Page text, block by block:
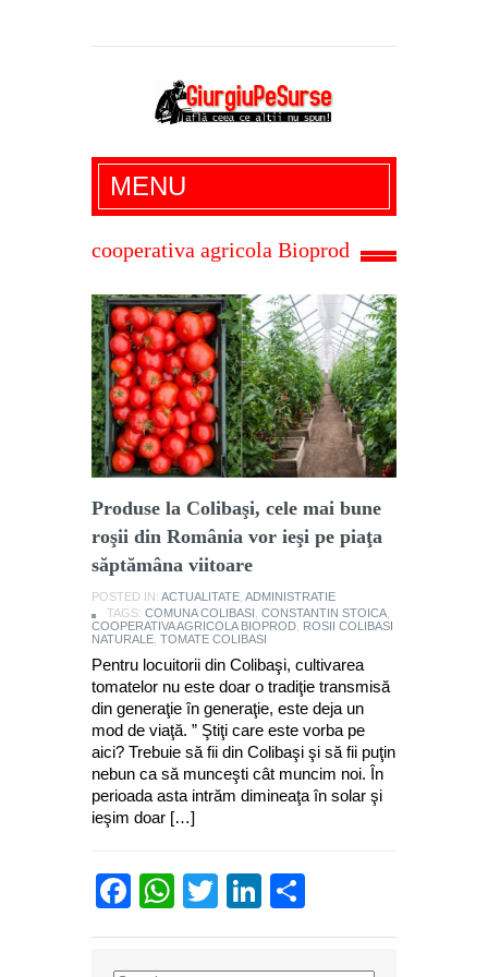
Giurgiu Pe Surse – actualitate giurgiu,
administratie giurgiu, stiri politice, social
economic, editoriale giurgiu, dezvaluiri,
MENU
cooperativa agricola Bioprod
Produse la Colibaşi, cele mai bune
roşii din România vor ieşi pe piaţa
săptămâna viitoare
POSTED IN: ACTUALITATE ADMINISTRATIE
TAGS: COMUNA COLIBASI CONSTANTIN STOICA
COOPERATIVA AGRICOLA BIOPROD ROSII COLIBASI
NATURALE TOMATE COLIBASI
Pentru locuitorii din Colibaşi, cultivarea
tomatelor nu este doar o tradiţie transmisă
din generaţie în generaţie, este deja un
mod de viaţă. ” Ştiţi care este vorba pe
aici? Trebuie să fii din Colibaşi şi să fii puţin
nebun ca să munceşti cât muncim noi. În
perioada asta intrăm dimineaţa în solar şi
ieşim doar […]
Facebook
WhatsApp
TwitterLinkedIn